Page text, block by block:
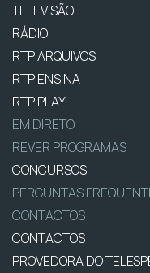
TELEVISÃO
RÁDIO
RTP ARQUIVOS
RTP ENSINA
RTP PLAY
EM DIRETO
REVER PROGRAMAS
CONCURSOS
PERGUNTAS
CONTACTOS
CONTACTOS
PROVEDORA DO